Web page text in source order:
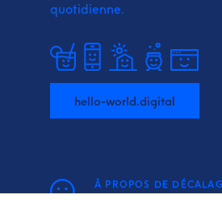
quotidienne.
hello-world.digital
À PROPOS DE